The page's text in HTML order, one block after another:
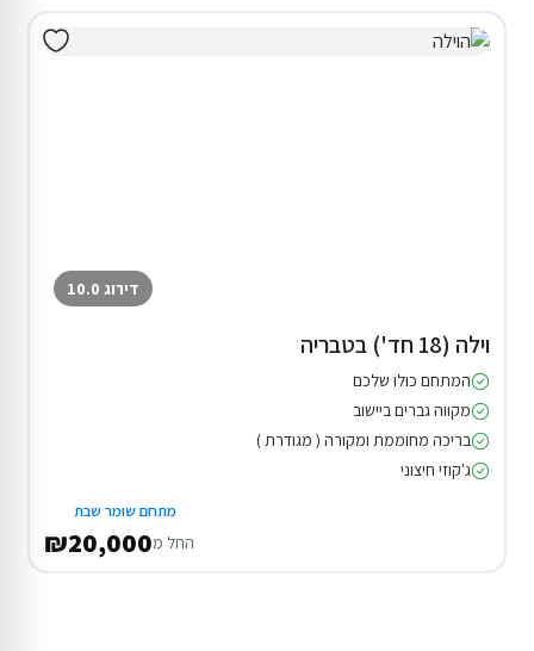
דירוג 10.0
וילה (18 חד') בטבריה
המתחם כולו שלכם
מקווה גברים ביישוב
בריכה מחוממת ומקורה ( מגודרת )
ג'קוזי חיצוני
מתחם שומר שבת
החל מ₪20,000